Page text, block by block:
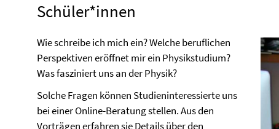
Schüler*innen
Wie schreibe ich mich ein? Welche beruflichen
Perspektiven eröffnet mir ein Physikstudium?
Was fasziniert uns an der Physik?
Solche Fragen können Studieninteressierte uns
bei einer Online-Beratung stellen. Aus den
Vorträgen erfahren sie Details über den